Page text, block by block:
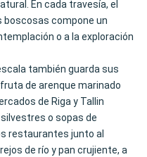
En cada travesía, el
compone un
o a la exploración
también guarda sus
de arenque marinado
de Riga y Tallin
o sopas de
restaurantes junto al
de río y pan crujiente, a